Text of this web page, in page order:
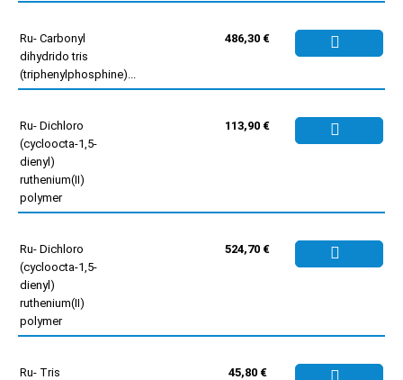
Ru- Carbonyl
dihydrido tris
(triphenylphosphine)...
486,30 €
Ru- Dichloro
(cycloocta-1,5-
dienyl)
ruthenium(II)
polymer
113,90 €
Ru- Dichloro
(cycloocta-1,5-
dienyl)
ruthenium(II)
polymer
524,70 €
Ru- Tris
45,80 €